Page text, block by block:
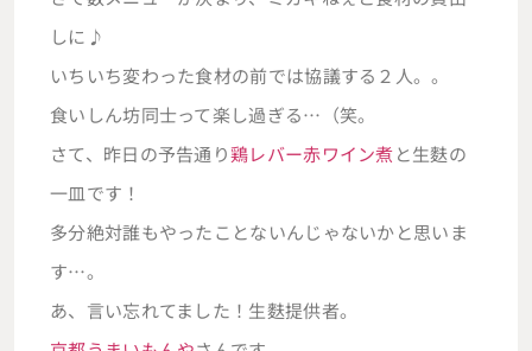
しに♪
いちいち変わった食材の前では協議する２人。。
食いしん坊同士って楽し過ぎる…（笑。
さて、昨日の予告通り鶏レバー赤ワイン煮と生麩の
一皿です！
多分絶対誰もやったことないんじゃないかと思いま
す…。
あ、言い忘れてました！生麩提供者。